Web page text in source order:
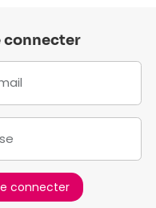
connecter